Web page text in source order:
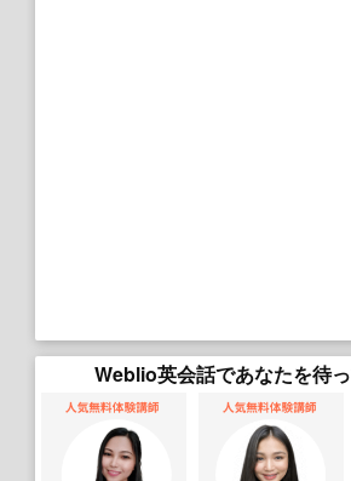
Weblio英会話であなたを待